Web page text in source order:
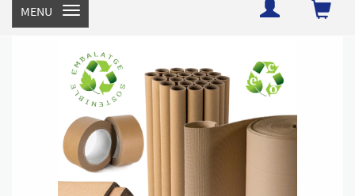
MENU
Toggle
navigation